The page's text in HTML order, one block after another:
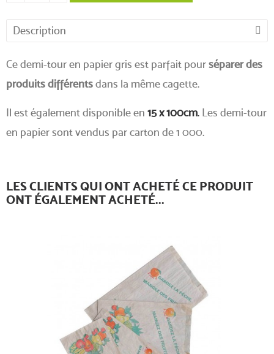
Description
Ce demi-tour en papier gris est parfait pourséparer des
produits différentsdans la même cagette.
Il est également disponible en 15 x 100cm. Les demi-tour
en papier sont vendus par carton de 1 000.
LES CLIENTS QUI ONT ACHETÉ CE PRODUIT
ONT ÉGALEMENT ACHETÉ...